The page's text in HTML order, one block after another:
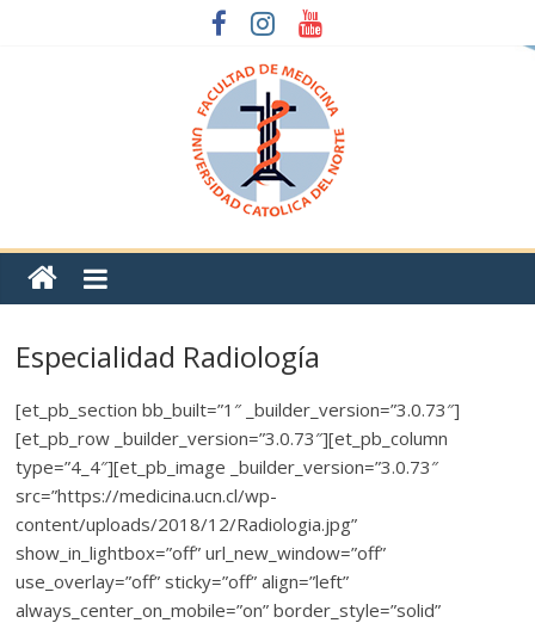
Especialidad Radiología
[et_pb_section bb_built=”1″ _builder_version=”3.0.73″]
[et_pb_row _builder_version=”3.0.73″][et_pb_column
type=”4_4″][et_pb_image _builder_version=”3.0.73″
src=”https://medicina.ucn.cl/wp-
content/uploads/2018/12/Radiologia.jpg”
show_in_lightbox=”off” url_new_window=”off”
use_overlay=”off” sticky=”off” align=”left”
always_center_on_mobile=”on” border_style=”solid”